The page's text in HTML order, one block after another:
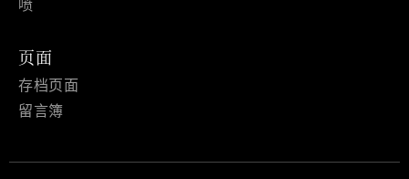
喷
页面
存档页面
留言簿